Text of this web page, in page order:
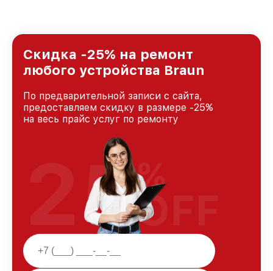
и лояльности наших клиентов.
Скидка -25% на ремонт
любого устройства Braun
По предварительной записи с сайта,
предоставляем скидку в размере -25%
на весь прайс услуг по ремонту
25%
OFF